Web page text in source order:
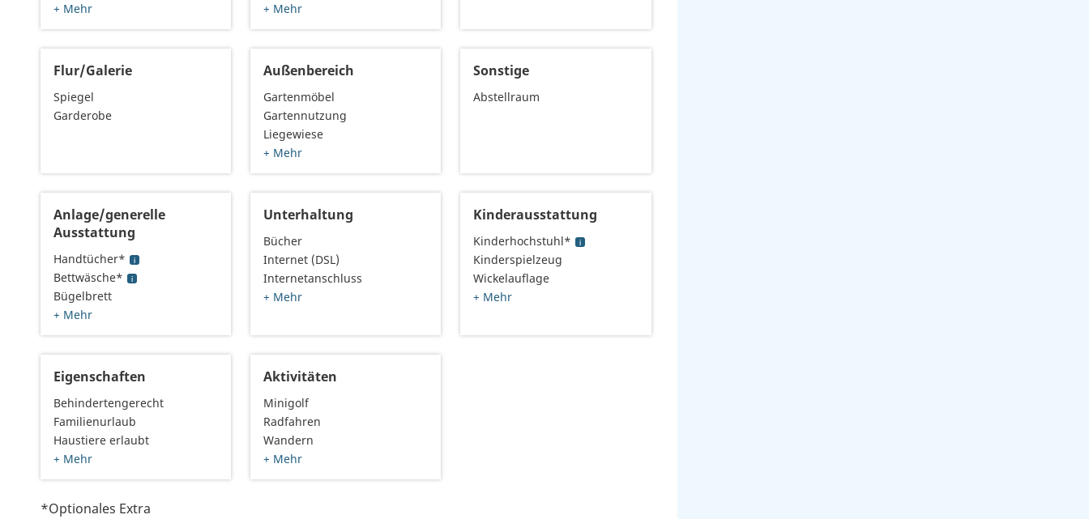
+ Mehr
+ Mehr
Flur/Galerie
Spiegel
Garderobe
Außenbereich
Gartenmöbel
Gartennutzung
Liegewiese
+ Mehr
Sonstige
Abstellraum
Anlage/generelle
Ausstattung
Handtücher*
Bettwäsche*
Bügelbrett
+ Mehr
Unterhaltung
Bücher
Internet (DSL)
Internetanschluss
+ Mehr
Kinderausstattung
Kinderhochstuhl*
Kinderspielzeug
Wickelauflage
+ Mehr
Eigenschaften
Behindertengerecht
Familienurlaub
Haustiere erlaubt
+ Mehr
Aktivitäten
Minigolf
Radfahren
Wandern
+ Mehr
*Optionales Extra